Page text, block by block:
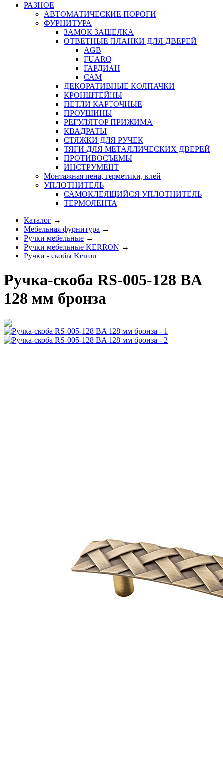
РАЗНОЕ
АВТОМАТИЧЕСКИЕ ПОРОГИ
ФУРНИТУРА
ЗАМОК ЗАЩЕЛКА
ОТВЕТНЫЕ ПЛАНКИ ДЛЯ ДВЕРЕЙ
AGB
FUARO
ГАРДИАН
САМ
ДЕКОРАТИВНЫЕ КОЛПАЧКИ
КРОНШТЕЙНЫ
ПЕТЛИ КАРТОЧНЫЕ
ПРОУШИНЫ
РЕГУЛЯТОР ПРИЖИМА
КВАДРАТЫ
СТЯЖКИ ДЛЯ РУЧЕК
ТЯГИ ДЛЯ МЕТАЛЛИЧЕСКИХ ДВЕРЕЙ
ПРОТИВОСЪЕМЫ
ИНСТРУМЕНТ
Монтажная пена, герметики, клей
УПЛОТНИТЕЛЬ
САМОКЛЕЯЩИЙСЯ УПЛОТНИТЕЛЬ
ТЕРМОЛЕНТА
Каталог →
Мебельная фурнитура →
Ручки мебельные →
Ручки мебельные KERRON →
Ручки - скобы Kerron
Ручка-скоба RS-005-128 BA
128 мм бронза